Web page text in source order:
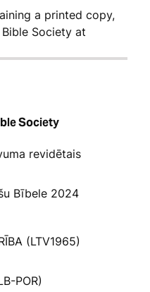
a printed copy,
Society at
Society
revidētais
Bībele 2024
(LTV1965)
POR)